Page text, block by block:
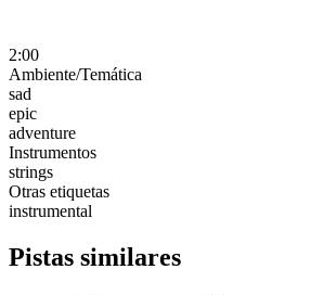
2:00
Ambiente/Temática
sad
epic
adventure
Instrumentos
strings
Otras etiquetas
instrumental
Pistas similares